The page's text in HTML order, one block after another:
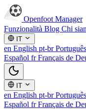
Openfoot Manager
Funzionalità Blog Chi
IT
en English pt-br
Español frFrançais de
IT
en English pt-br
Español frFrançais de